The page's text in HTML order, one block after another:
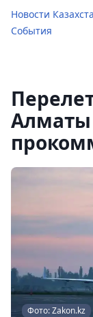
Новости
События
Алматы
Фото: Zakon.kz